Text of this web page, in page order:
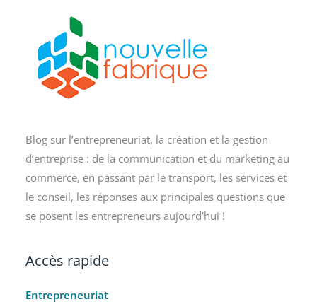
Blog sur l’entrepreneuriat, la création et la gestion
d’entreprise : de la communication et du marketing au
commerce, en passant par le transport, les services et
le conseil, les réponses aux principales questions que
se posent les entrepreneurs aujourd’hui !
Accès rapide
Entrepreneuriat